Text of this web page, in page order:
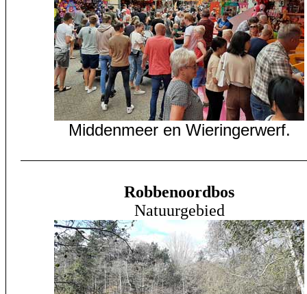
Middenmeer en Wieringerwerf.
Robbenoordbos
Natuurgebied